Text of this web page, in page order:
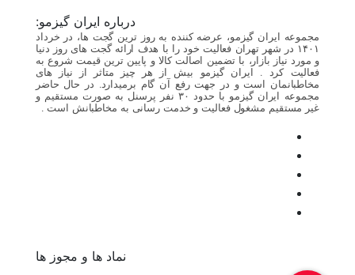
درباره ایران گیزمو:
مجموعه ایران گیزمو، عرضه کننده به روز ترین گجت ها، در خرداد
۱۴۰۱ در شهر تهران فعالیت خود را با هدف ارائه گجت های روز دنیا
و مورد نیاز بازار، با تضمین اصالت کالا و پایین ترین قیمت شروع به
فعالیت کرد . ایران گیزمو بیش از هر چیز متاثر از نیاز های
مخاطبانمان است و در جهت رفع آن گام برمیدارد. در حال حاضر
مجموعه ایران گیزمو با حدود ۳۰ نفر پرسنل به صورت مستقیم و
غیر مستقیم مشغول فعالیت و خدمت رسانی به مخاطبانش است .
نماد ها و مجوز ها